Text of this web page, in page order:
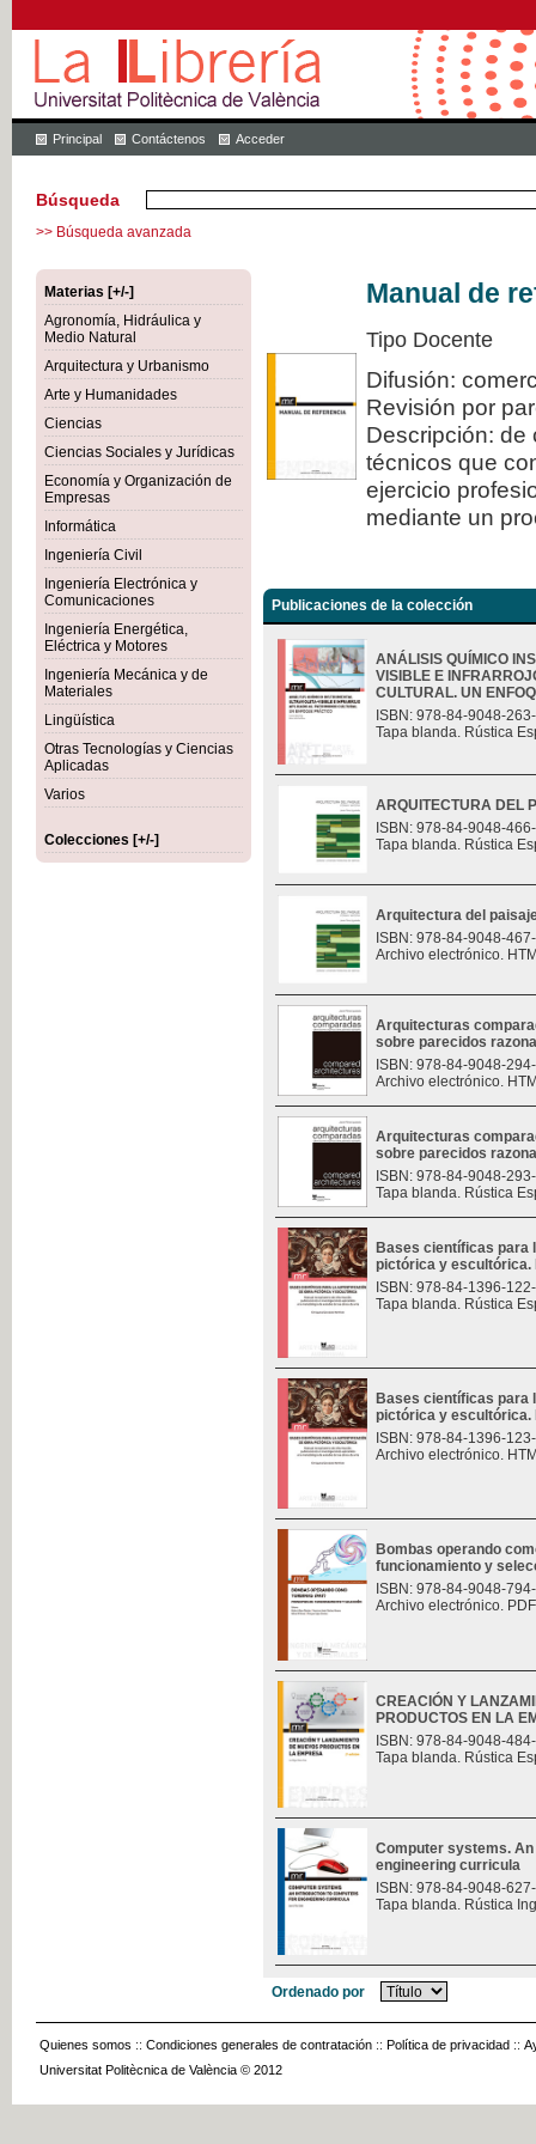
Principal Contáctenos Acceder
Búsqueda
>> Búsqueda avanzada
Materias [+/-]
Agronomía, Hidráulica y
Medio Natural
Arquitectura y Urbanismo
Arte y Humanidades
Ciencias
Ciencias Sociales y Jurídicas
Economía y Organización de
Empresas
Informática
Ingeniería Civil
Ingeniería Electrónica y
Comunicaciones
Ingeniería Energética,
Eléctrica y Motores
Ingeniería Mecánica y de
Materiales
Lingüística
Otras Tecnologías y Ciencias
Aplicadas
Varios
Colecciones [+/-]
Manual de
Tipo Docente
Difusión:
Revisión por
Descripción: de
técnicos que
ejercicio
mediante un
Publicaciones de la colección
ANÁLISIS QUÍMICO
VISIBLE E
CULTURAL. UN
ISBN: 978-84-9048-
Tapa blanda. Rústica
ARQUITECTURA DEL
ISBN: 978-84-9048-
Tapa blanda. Rústica
Arquitectura del
ISBN: 978-84-9048-
Archivo electrónico.
Arquitecturas
sobre parecidos
ISBN: 978-84-9048-
Archivo electrónico.
Arquitecturas
sobre parecidos
ISBN: 978-84-9048-
Tapa blanda. Rústica
Bases científicas para
pictórica y escultórica.
ISBN: 978-84-1396-
Tapa blanda. Rústica
Bases científicas para
pictórica y escultórica.
ISBN: 978-84-1396-
Archivo electrónico.
Bombas operando
funcionamiento y
ISBN: 978-84-9048-
Archivo electrónico.
CREACIÓN Y
PRODUCTOS EN LA
ISBN: 978-84-9048-
Tapa blanda. Rústica
Computer systems.
engineering curricula
ISBN: 978-84-9048-
Tapa blanda. Rústica
Ordenado por
Quienes somos :: Condiciones generales de contratación :: Política de privacidad ::
Universitat Politècnica de València © 2012